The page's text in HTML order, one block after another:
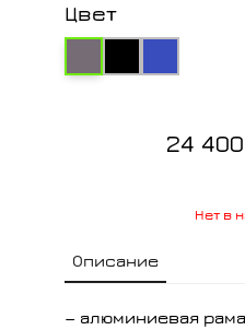
24
Нет в
Цвет
Описание
— алюминиевая